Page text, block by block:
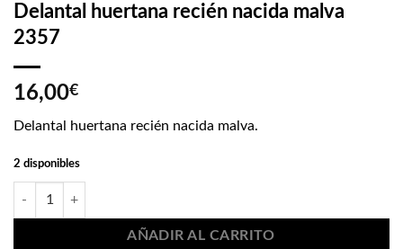
Delantal huertana recién nacida malva
2357
16,00€
Delantal huertana recién nacida malva.
2 disponibles
Delantal huertana recién nacida malva 2357 cantidad
AÑADIR AL CARRITO